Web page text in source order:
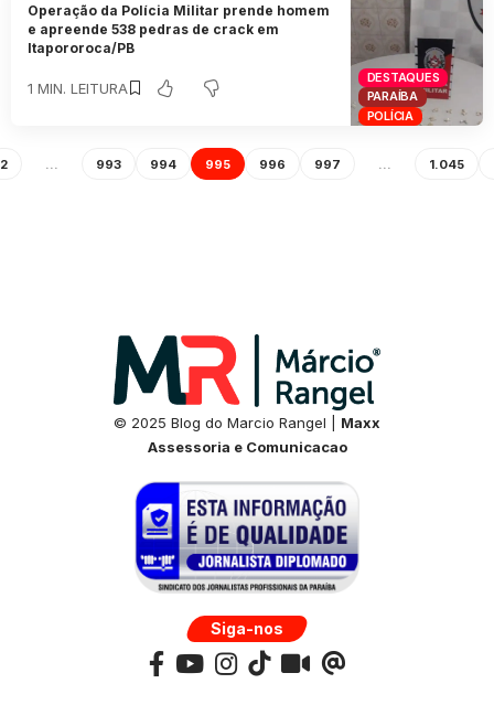
DESTAQUES
PARAÍBA
POLÍCIA
Operação da Polícia Militar prende homem
e apreende 538 pedras de crack em
Itapororoca/PB
1 MIN. LEITURA
2 993 994 995 996 997 1.045
© 2025 Blog do Marcio Rangel | Maxx
Assessoria e Comunicacao
Siga-nos